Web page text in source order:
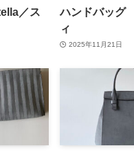
／ス
ハンドバッグ
ィ
2025年11月21日